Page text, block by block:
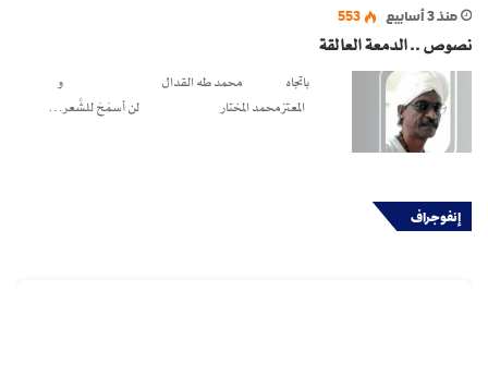
منذ 3 أسابيع 553
نصوص .. الدمعة العالقة
باتجاه محمد طه القدال و
المعتز محمد المختار لن أسمَحَ للشِّعر…
إنفوجراف